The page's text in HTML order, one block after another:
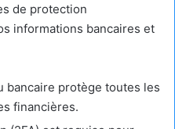
de protection
informations bancaires et
bancaire protège toutes les
financières.